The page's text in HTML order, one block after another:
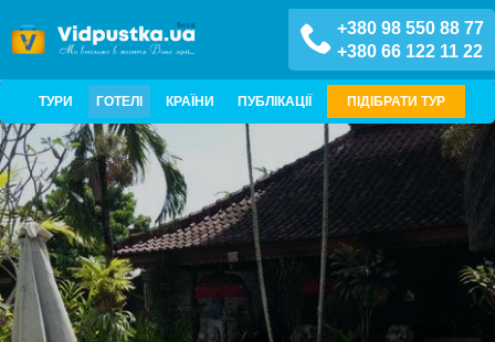
+380 98 550 88 77
+380 66 122 11 22
ТУРИ ГОТЕЛІ КРАЇНИ ПУБЛІКАЦІЇ ПІДІБРАТИ ТУР